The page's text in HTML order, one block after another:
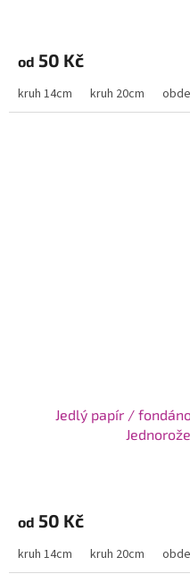
od 50 Kč
kruh 14cm kruh 20cm
Jedlý papír /
od 50 Kč
kruh 14cm kruh 20cm